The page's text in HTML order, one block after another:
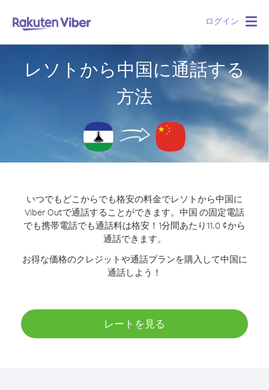
ログイン
レソトから中国に通話する
方法
いつでもどこからでも格安の料金でレソトから中国に
Viber Outで通話することができます。 中国 の固定電話
でも携帯電話でも通話料は格安！1分間あたり11.0 ¢から
通話できます。
お得な価格のクレジットや通話プランを購入して中国に
通話しよう！
レートを見る